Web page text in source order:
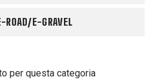
ROAD/E-GRAVEL
per questa categoria